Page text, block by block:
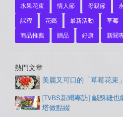
水果花束 情人節 母親節
課程
花藝 最新活動 草莓
商品推薦
贈品 好康 新聞
熱門文章
美麗又可口的「草莓花束
[TVBS新聞專訪] 鹹酥雞
塔做點綴